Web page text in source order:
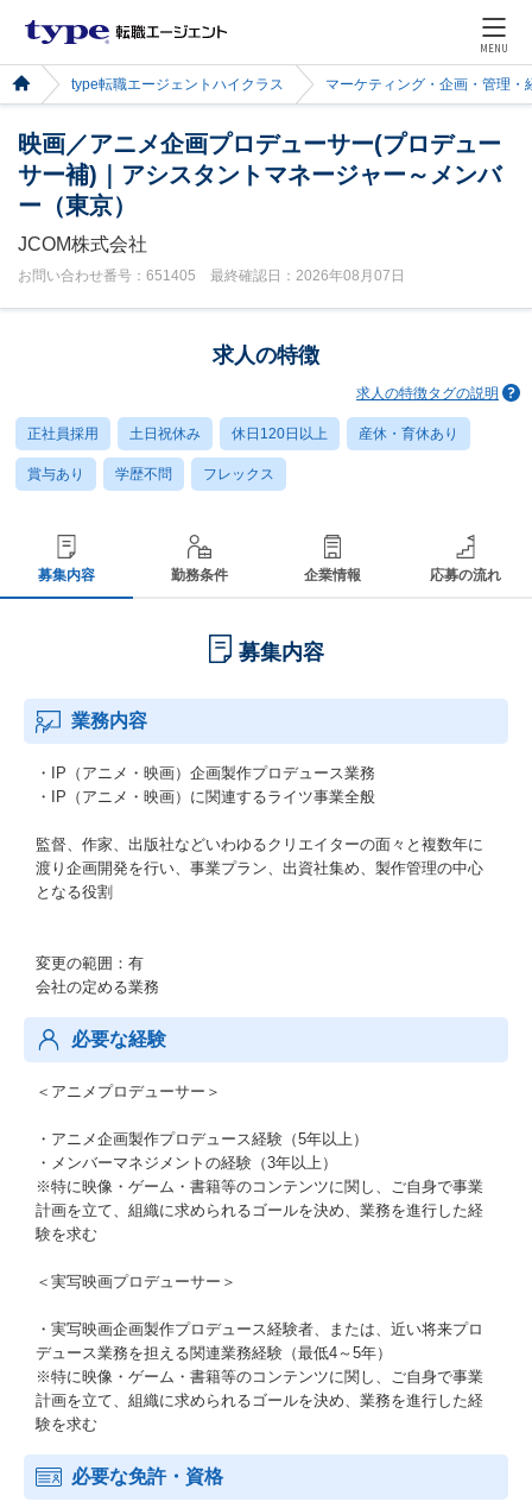
MENU
type転職エージェントハイクラス マーケティング・企画・管理・
映画／アニメ企画プロデューサー(プロデュー
サー補)｜アシスタントマネージャー～メンバ
ー（東京）
JCOM株式会社
お問い合わせ番号：651405 最終確認日：2026年08月07日
求人の特徴
求人の特徴タグの説明
正社員採用 土日祝休み 休日120日以上 産休・育休あり
賞与あり 学歴不問 フレックス
募集内容 勤務条件 企業情報 応募の流れ
募集内容
業務内容
・IP（アニメ・映画）企画製作プロデュース業務
・IP（アニメ・映画）に関連するライツ事業全般
監督、作家、出版社などいわゆるクリエイターの面々と複数年に
渡り企画開発を行い、事業プラン、出資社集め、製作管理の中心
となる役割
変更の範囲：有
会社の定める業務
必要な経験
＜アニメプロデューサー＞
・アニメ企画製作プロデュース経験（5年以上）
・メンバーマネジメントの経験（3年以上）
※特に映像・ゲーム・書籍等のコンテンツに関し、ご自身で事業
計画を立て、組織に求められるゴールを決め、業務を進行した経
験を求む
＜実写映画プロデューサー＞
・実写映画企画製作プロデュース経験者、または、近い将来プロ
デュース業務を担える関連業務経験（最低4～5年）
※特に映像・ゲーム・書籍等のコンテンツに関し、ご自身で事業
計画を立て、組織に求められるゴールを決め、業務を進行した経
験を求む
必要な免許・資格